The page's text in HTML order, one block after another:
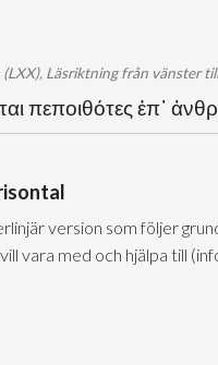
(LXX), Läsriktning från vänster
πεποιθότες ἐπ᾽
version som följer
vara med och hjälpa till